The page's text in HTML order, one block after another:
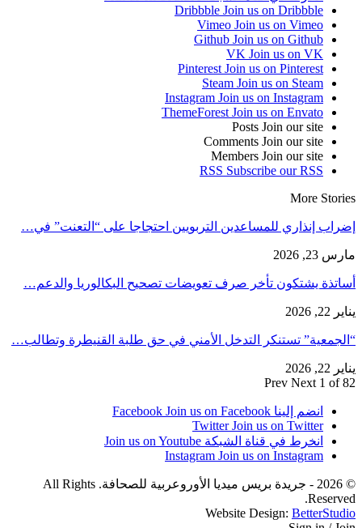
Dribbble Join us on Dribbble
Vimeo Join us on Vimeo
Github Join us on Github
VK Join us on VK
Pinterest Join us on Pinterest
Steam Join us on Steam
Instagram Join us on Instagram
ThemeForest Join us on Envato
Posts Join our site
Comments Join our site
Members Join our site
RSS Subscribe our RSS
More Stories
إضراب إنذاري للمساعدين التربويين احتجاجا على “التعنت” في…
مارس 23, 2026
أساتذة يشتكون تأخر صرف تعويضات تصحيح البكالوريا والدعم…
يناير 22, 2026
“الجمعية” تستنكر التدخل الأمني في حق طلبة القنيطرة وتطالب…
يناير 22, 2026
Prev Next 1 of 82
انضم إلينا Facebook Join us on Facebook
Twitter Join us on Twitter
انخرط في قناة الشبكة Join us on Youtube
Instagram Join us on Instagram
© 2026 - جريدة بريس ميديا الأوروعربية للصحافة. All Rights
Reserved.
Website Design: BetterStudio